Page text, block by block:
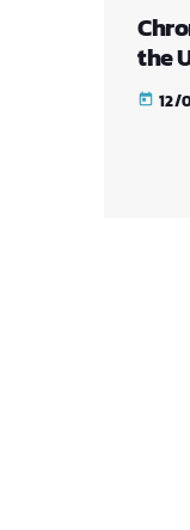
the
today 12/